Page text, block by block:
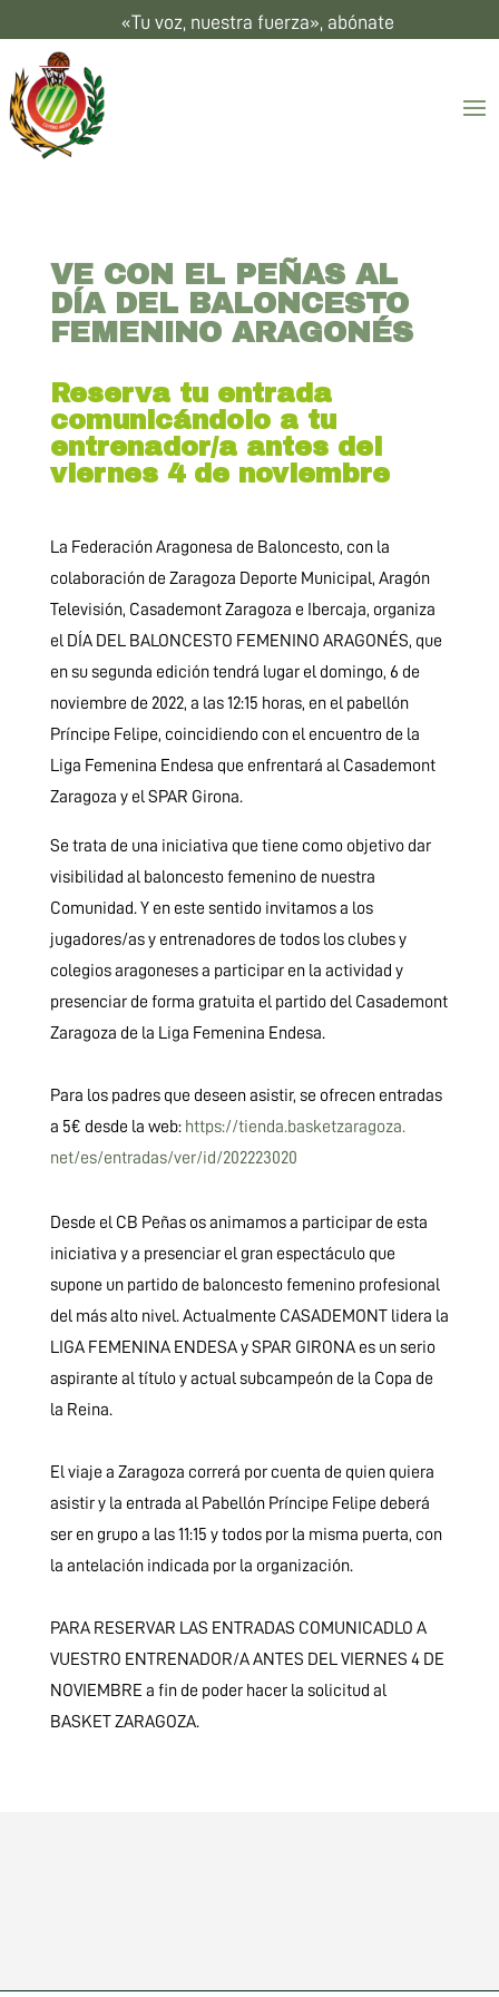
«Tu voz, nuestra fuerza», abónate
VE CON EL PEÑAS AL
DÍA DEL BALONCESTO
FEMENINO ARAGONÉS
Reserva tu entrada
comunicándolo a tu
entrenador/a antes del
viernes 4 de noviembre
La Federación Aragonesa de Baloncesto, con la
colaboración de Zaragoza Deporte Municipal, Aragón
Televisión, Casademont Zaragoza e Ibercaja, organiza
el DÍA DEL BALONCESTO FEMENINO ARAGONÉS, que
en su segunda edición tendrá lugar el domingo, 6 de
noviembre de 2022, a las 12:15 horas, en el pabellón
Príncipe Felipe, coincidiendo con el encuentro de la
Liga Femenina Endesa que enfrentará al Casademont
Zaragoza y el SPAR Girona.
Se trata de una iniciativa que tiene como objetivo dar
visibilidad al baloncesto femenino de nuestra
Comunidad. Y en este sentido invitamos a los
jugadores/as y entrenadores de todos los clubes y
colegios aragoneses a participar en la actividad y
presenciar de forma gratuita el partido del Casademont
Zaragoza de la Liga Femenina Endesa.
Para los padres que deseen asistir, se ofrecen entradas
a 5€ desde la web: https://tienda.basketzaragoza.
net/es/entradas/ver/id/202223020
Desde el CB Peñas os animamos a participar de esta
iniciativa y a presenciar el gran espectáculo que
supone un partido de baloncesto femenino profesional
del más alto nivel. Actualmente CASADEMONT lidera la
LIGA FEMENINA ENDESA y SPAR GIRONA es un serio
aspirante al título y actual subcampeón de la Copa de
la Reina.
El viaje a Zaragoza correrá por cuenta de quien quiera
asistir y la entrada al Pabellón Príncipe Felipe deberá
ser en grupo a las 11:15 y todos por la misma puerta, con
la antelación indicada por la organización.
PARA RESERVAR LAS ENTRADAS COMUNICADLO A
VUESTRO ENTRENADOR/A ANTES DEL VIERNES 4 DE
NOVIEMBRE a fin de poder hacer la solicitud al
BASKET ZARAGOZA.